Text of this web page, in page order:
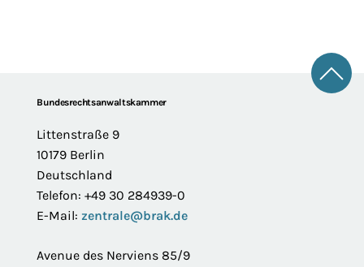
FooterBundesrechtsanwaltskammer
Littenstraße 9
10179 Berlin
Deutschland
Telefon: +49 30 284939-0
E-Mail: zentrale@brak.de
Avenue des Nerviens 85/9